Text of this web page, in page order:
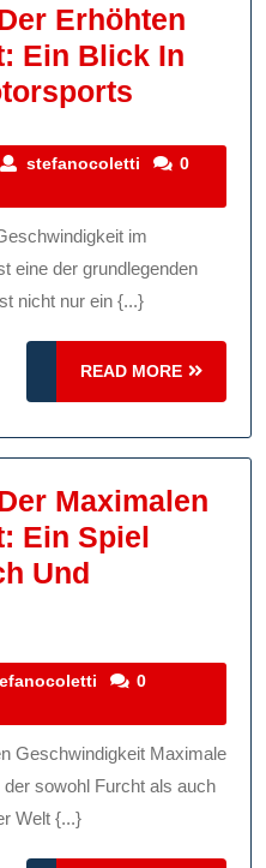
Erhöhten
Ein Blick In
Der
Erhöhten
Ein
Blick
In
Die
Welt
Des
stefanocoletti stefanocoletti
0
eine der grundlegenden
nicht nur ein {...}
READ MORE
READ
MORE
Maximalen
Ein Spiel
Und
stefanocoletti
0
sowohl Furcht als auch
Welt {...}